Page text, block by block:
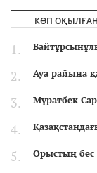
КӨП
Ауа райына
Мұратбек
Орыстың бес